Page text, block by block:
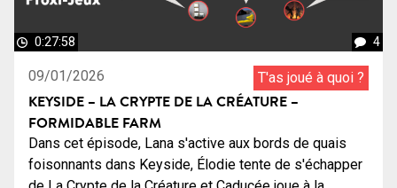
0:27:58 4
09/01/2026 T'as joué à quoi ?
KEYSIDE – LA CRYPTE DE LA CRÉATURE –
FORMIDABLE FARM
Dans cet épisode, Lana s'active aux bords de quais
foisonnants dans Keyside, Élodie tente de s'échapper